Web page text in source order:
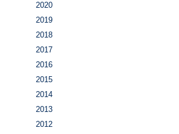
2020
2019
2018
2017
2016
2015
2014
2013
2012